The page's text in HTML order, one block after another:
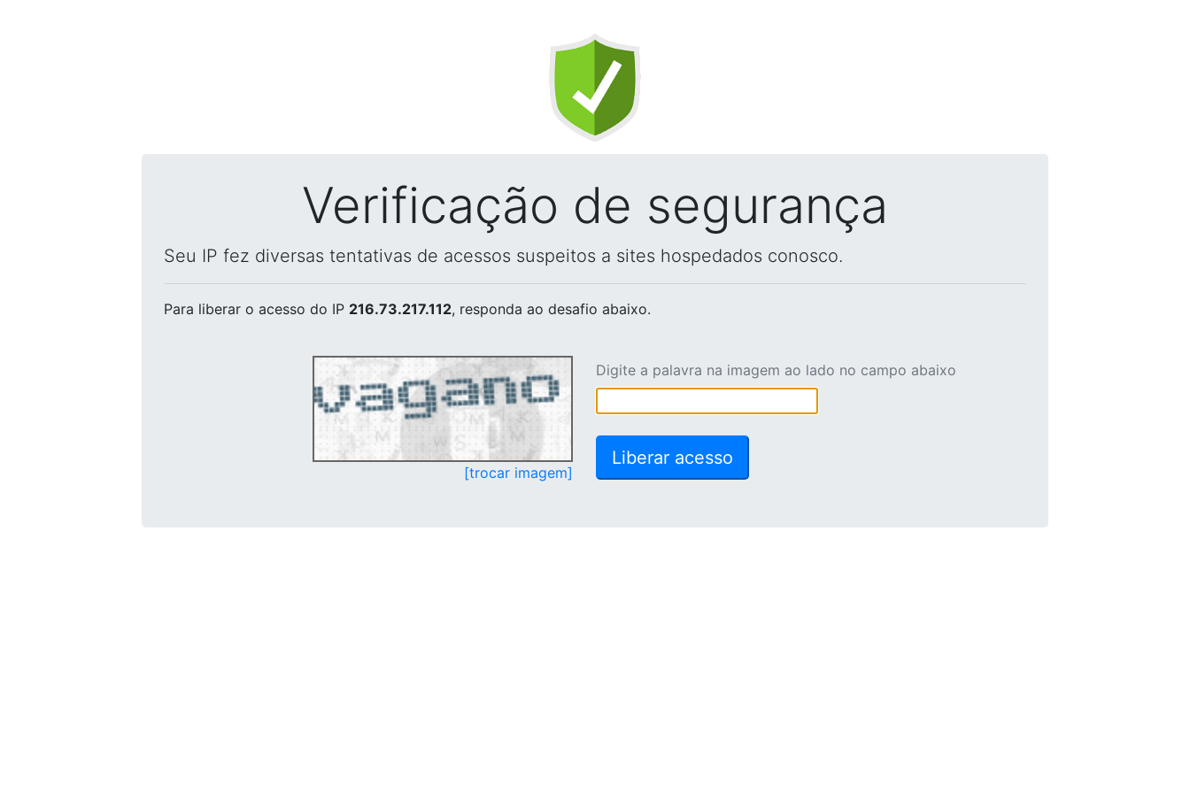
Verificação de segurança
Seu IP fez diversas tentativas de acessos suspeitos a sites hospedados conosco.
Para liberar o acesso do IP 216.73.217.112, responda ao desafio abaixo.
[trocar imagem]
Digite a palavra na imagem ao lado no campo abaixo